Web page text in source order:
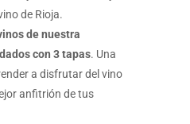
de Rioja.
de nuestra
con 3 tapas. Una
a disfrutar del vino
anfitrión de tus